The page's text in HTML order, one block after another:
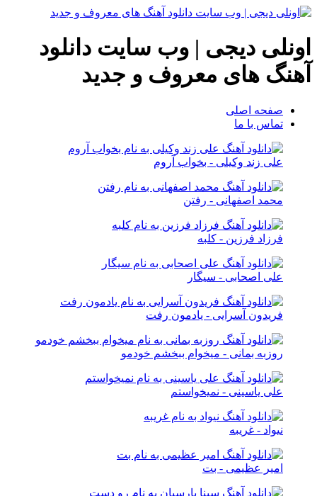
اونلی دیجی | وب سایت دانلود
آهنگ های معروف و جدید
صفحه اصلی
تماس با ما
علی زند وکیلی - بخواب آروم
محمد اصفهانی - رفتن
فرزاد فرزین - کلبه
علی اصحابی - سیگار
فریدون آسرایی - یادمون رفت
روزبه بمانی - میخوام ببخشم خودمو
علی یاسینی - نمیخواستم
نیواد - غریبه
امیر عظیمی - بت